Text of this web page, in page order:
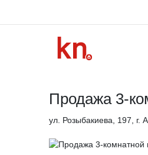
Продажа 3-
ул. Розыбакиева, 197, г.